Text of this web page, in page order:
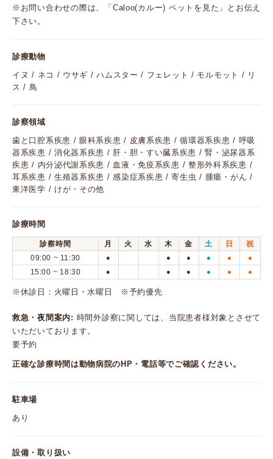
※お問い合わせの際は、「Caloo(カルー) ペットを見た」とお伝え
下さい。
診療動物
イヌ / ネコ / ウサギ / ハムスター / フェレット / モルモット / リ
ス / 鳥
診察領域
歯と口腔系疾患 / 眼科系疾患 / 皮膚系疾患 / 循環器系疾患 / 呼吸
器系疾患 / 消化器系疾患 / 肝・胆・すい臓系疾患 / 腎・泌尿器系
疾患 / 内分泌代謝系疾患 / 血液・免疫系疾患 / 整形外科系疾患 /
耳系疾患 / 生殖器系疾患 / 感染症系疾患 / 寄生虫 / 腫瘍・がん /
東洋医学 / けが・その他
診療時間
診察時間 月 火 水 木 金 土 日
祝
09:00 ~ 11:30
● ● ● ● ● ●
15:00 ~ 18:30 ● ● ● ● ● ●
※休診日：火曜日・水曜日 ※予約優先
救急・夜間案内: 時間外診察に関しては、当院患者様対象とさせて
いただいております。
要予約
正確な診療時間は動物病院のHP・電話等でご確認ください。
駐車場
あり
設備・取り扱い